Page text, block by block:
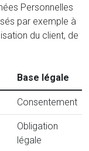
Personnelles
par exemple à
du client, de
Base légale
Consentement
Obligation
légale